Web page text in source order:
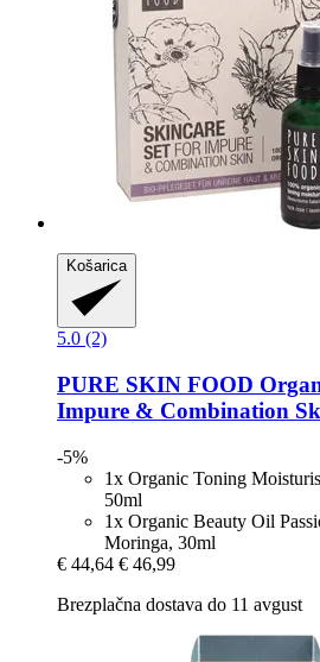
Košarica
5.0 (2)
PURE SKIN FOOD
Impure & Combination
-5%
1x Organic Toning
50ml
1x Organic Beauty Oil
Moringa, 30ml
€ 44,64 € 46,99
Brezplačna dostava do 11 avgust